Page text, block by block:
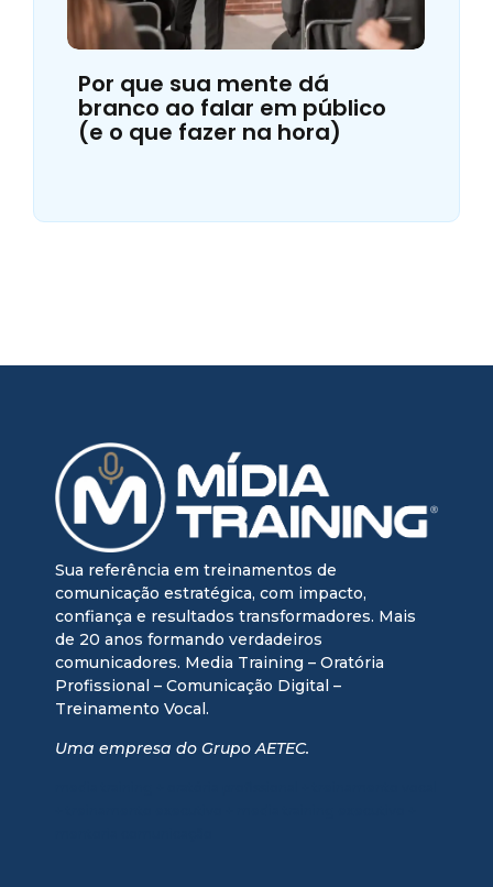
Por que sua mente dá
branco ao falar em público
(e o que fazer na hora)
Sua referência em treinamentos de
comunicação estratégica, com impacto,
confiança e resultados transformadores. Mais
de 20 anos formando verdadeiros
comunicadores. Media Training – Oratória
Profissional – Comunicação Digital –
Treinamento Vocal.
Uma empresa do Grupo AETEC.